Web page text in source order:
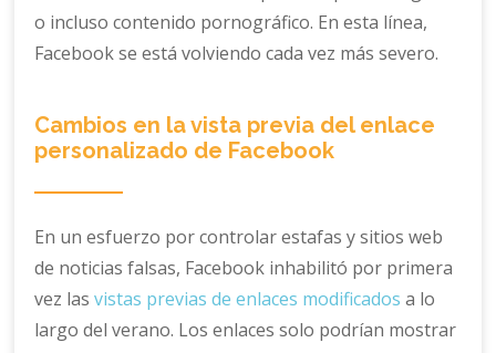
o incluso contenido pornográfico. En esta línea,
Facebook se está volviendo cada vez más severo.
Cambios en la vista previa del enlace
personalizado de Facebook
En un esfuerzo por controlar estafas y sitios web
de noticias falsas, Facebook inhabilitó por primera
vez lasvistas previas de enlaces modificados a lo
largo del verano. Los enlaces solo podrían mostrar